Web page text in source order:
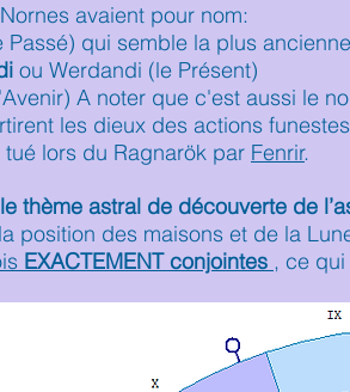
avaient pour nom:
Passé) qui semble la plus
ou Werdandi (le Présent)
A noter que c'est aussi le
les dieux des actions
lors du Ragnarök par Fenrir.
le thème astral de découverte de
position des maisons et de la
EXACTEMENT conjointes , ce